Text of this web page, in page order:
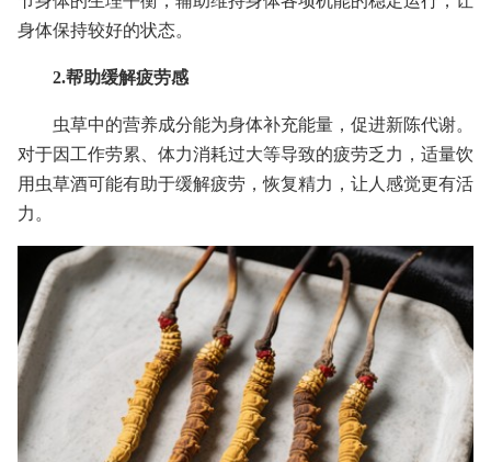
身体保持较好的状态。
2.帮助缓解疲劳感
虫草中的营养成分能为身体补充能量，促进新陈代谢。
对于因工作劳累、体力消耗过大等导致的疲劳乏力，适量饮
用虫草酒可能有助于缓解疲劳，恢复精力，让人感觉更有活
力。